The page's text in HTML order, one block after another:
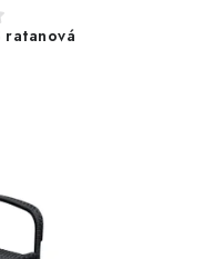
ratanová